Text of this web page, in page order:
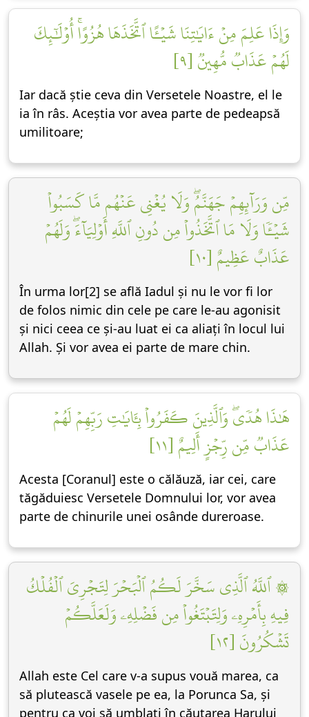
وَإِذَا عَلِمَ مِنۡ ءَايَٰتِنَا شَيۡـًٔا ٱتَّخَذَهَا هُزُوًاۚ أُوْلَٰٓئِكَ
لَهُمۡ عَذَابٞ مُّهِينٞ [٩]
Iar dacă știe ceva din Versetele Noastre, el le
ia în râs. Aceștia vor avea parte de pedeapsă
umilitoare;
مِّن وَرَآئِهِمۡ جَهَنَّمُۖ وَلَا يُغۡنِي عَنۡهُم مَّا كَسَبُواْ
شَيۡـٔٗا وَلَا مَا ٱتَّخَذُواْ مِن دُونِ ٱللَّهِ أَوۡلِيَآءَۖ وَلَهُمۡ
عَذَابٌ عَظِيمٌ [١٠]
În urma lor[2] se află Iadul și nu le vor fi lor
de folos nimic din cele pe care le-au agonisit
și nici ceea ce și-au luat ei ca aliați în locul lui
Allah. Și vor avea ei parte de mare chin.
هَٰذَا هُدٗىۖ وَٱلَّذِينَ كَفَرُواْ بِـَٔايَٰتِ رَبِّهِمۡ لَهُمۡ
عَذَابٞ مِّن رِّجۡزٍ أَلِيمٌ [١١]
Acesta [Coranul] este o călăuză, iar cei, care
tăgăduiesc Versetele Domnului lor, vor avea
parte de chinurile unei osânde dureroase.
۞ ٱللَّهُ ٱلَّذِي سَخَّرَ لَكُمُ ٱلۡبَحۡرَ لِتَجۡرِيَ ٱلۡفُلۡكُ
فِيهِ بِأَمۡرِهِۦ وَلِتَبۡتَغُواْ مِن فَضۡلِهِۦ وَلَعَلَّكُمۡ
تَشۡكُرُونَ [١٢]
Allah este Cel care v-a supus vouă marea, ca
să plutească vasele pe ea, la Porunca Sa, și
pentru ca voi să umblați în căutarea Harului